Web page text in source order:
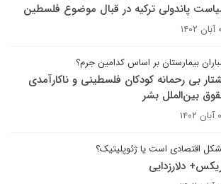
پاندولی ترکیه در قبال موضوع فلسطین
بیمارستان بر اساس کدامین جرم؟
بی رحمانه کودکان فلسطینی و ناکارآمدی
بین‌الملل بشر
اقتصادی است یا ژئوپلیتیک؟
دلارزدایی